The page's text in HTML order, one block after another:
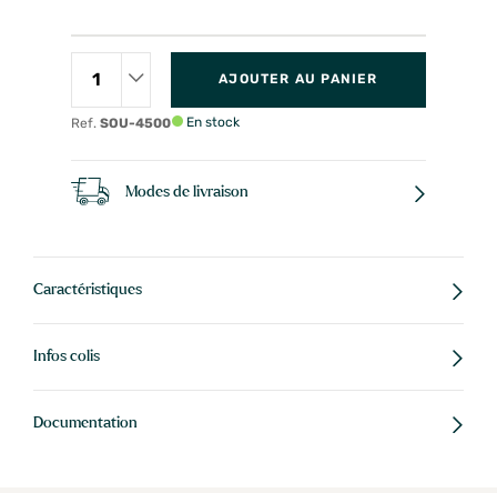
Ref. SOU-4500
AJOUTER AU PANIER
En stock
Modes de livraison
Caractéristiques
Infos colis
Documentation